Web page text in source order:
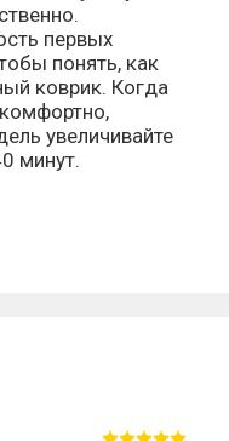
первых
понять, как
коврик. Когда
увеличивайте
минут.